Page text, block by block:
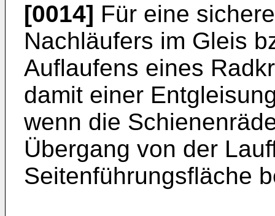
[0014] Für eine
Nachläufers im Gleis
Auflaufens eines
damit einer
wenn die
Übergang von der
Seitenführungsfläche